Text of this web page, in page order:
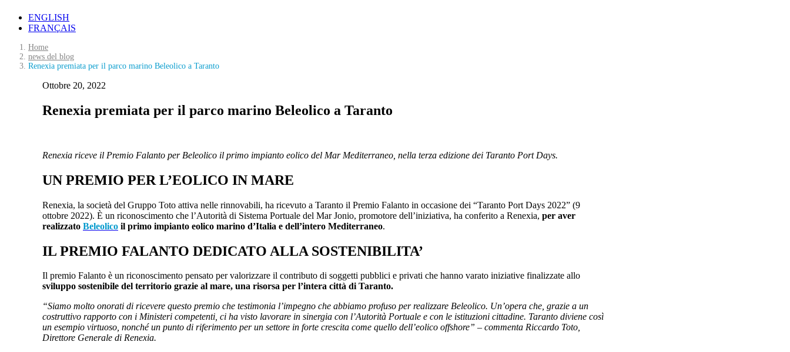
ENGLISH
FRANÇAIS
Home
news del blog
Renexia premiata per il parco marino Beleolico a Taranto
Ottobre 20, 2022
Renexia premiata per il parco marino Beleolico a Taranto
Renexia riceve il Premio Falanto per Beleolico il primo impianto eolico del Mar Mediterraneo, nella terza edizione dei Taranto Port Days.
UN PREMIO PER L’EOLICO IN MARE
Renexia, la società del Gruppo Toto attiva nelle rinnovabili, ha ricevuto a Taranto il Premio Falanto in occasione dei “Taranto Port Days 2022” (9
ottobre 2022). È un riconoscimento che l’Autorità di Sistema Portuale del Mar Jonio, promotore dell’iniziativa, ha conferito a Renexia, per aver
realizzato Beleolico il primo impianto eolico marino d’Italia e dell’intero Mediterraneo.
IL PREMIO FALANTO DEDICATO ALLA SOSTENIBILITA’
Il premio Falanto è un riconoscimento pensato per valorizzare il contributo di soggetti pubblici e privati che hanno varato iniziative finalizzate allo
sviluppo sostenibile del territorio grazie al mare, una risorsa per l’intera città di Taranto.
“Siamo molto onorati di ricevere questo premio che testimonia l’impegno che abbiamo profuso per realizzare Beleolico. Un’opera che, grazie a un
costruttivo rapporto con i Ministeri competenti, ci ha visto lavorare in sinergia con l’Autorità Portuale e con le istituzioni cittadine. Taranto diviene così
un esempio virtuoso, nonché un punto di riferimento per un settore in forte crescita come quello dell’eolico offshore” – commenta Riccardo Toto,
Direttore Generale di Renexia.